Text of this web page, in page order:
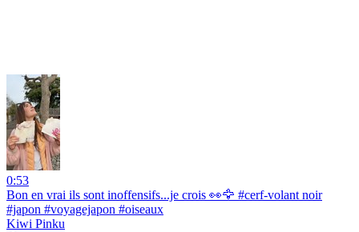
0:53
Bon en vrai ils sont inoffensifs...je crois 👀🦅 #cerf-volant noir
#japon #voyagejapon #oiseaux
Kiwi Pinku